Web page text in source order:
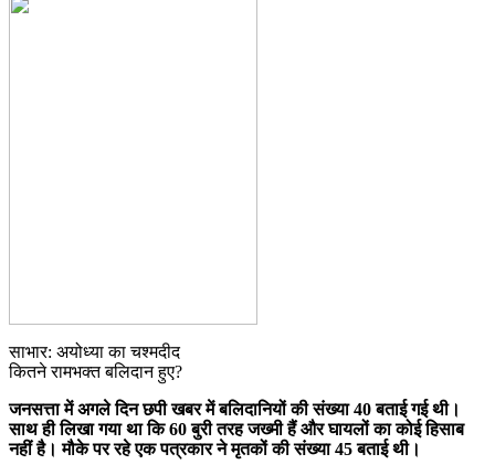
साभार: अयोध्या का चश्मदीद
कितने रामभक्त बलिदान हुए?
जनसत्ता में अगले दिन छपी खबर में बलिदानियों की संख्या 40 बताई गई थी।
साथ ही लिखा गया था कि 60 बुरी तरह जख्मी हैं और घायलों का कोई हिसाब
नहीं है। मौके पर रहे एक पत्रकार ने मृतकों की संख्या 45 बताई थी।